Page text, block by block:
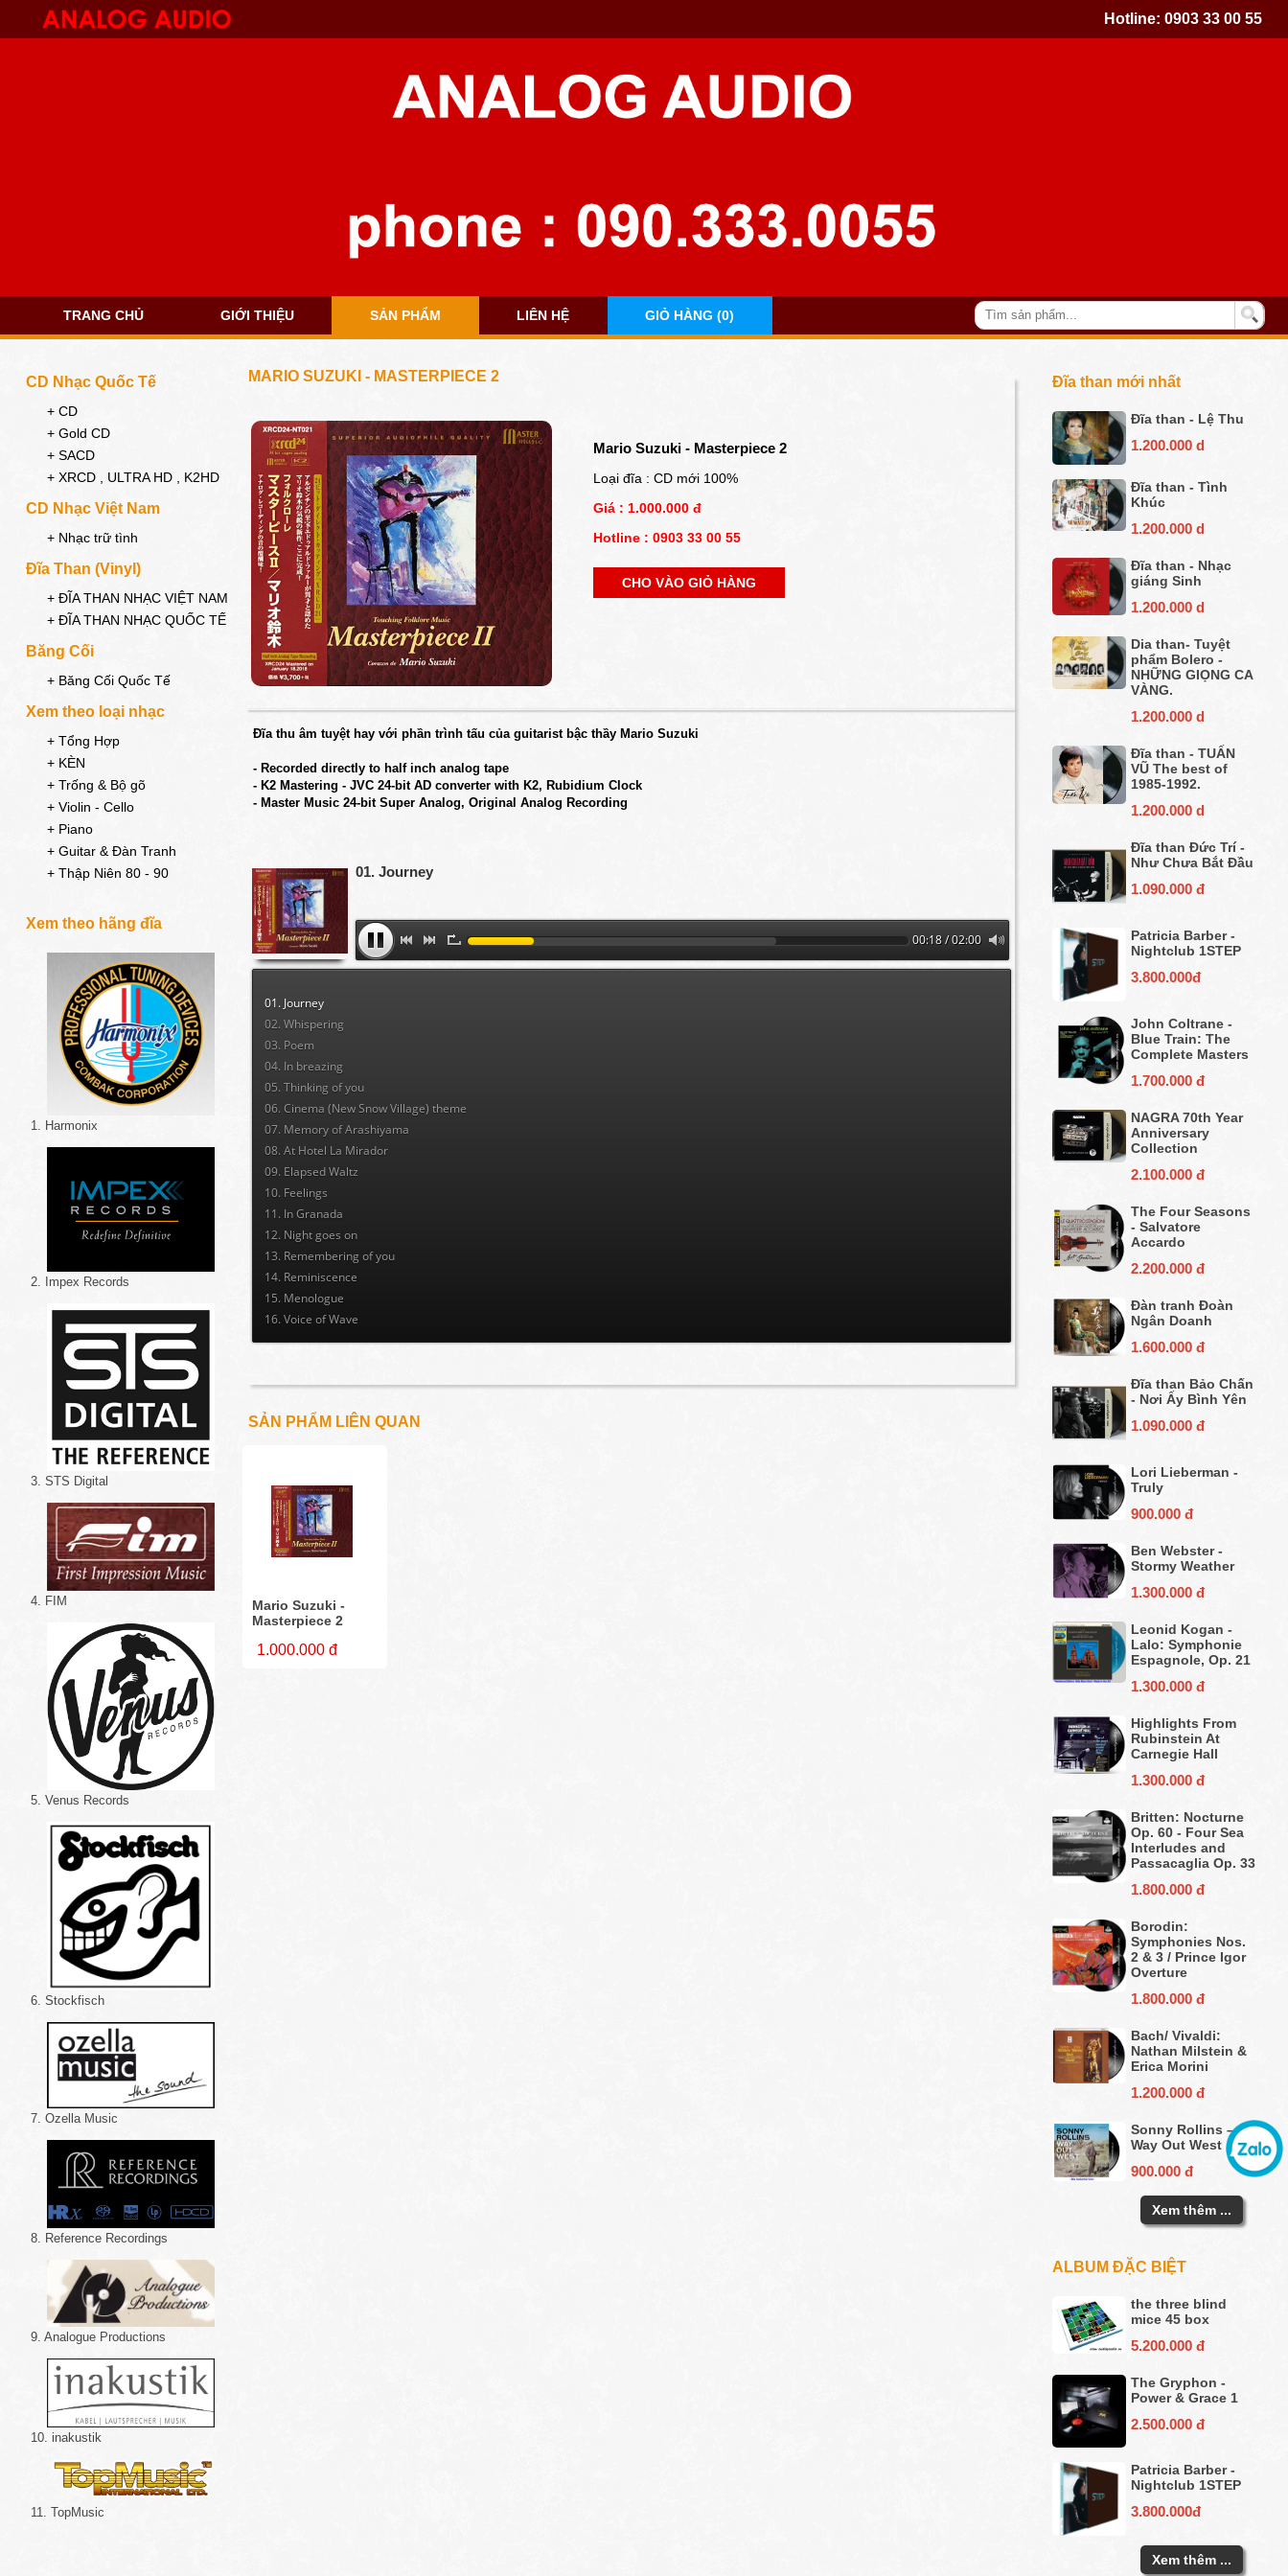
Hotline:0903 33 00 55
TRANG CHỦ GIỚI THIỆU SẢN PHẨM LIÊN HỆ GIỎ HÀNG (0)
CD Nhạc Quốc Tế
+ CD
+ Gold CD
+ SACD
+ XRCD , ULTRA HD , K2HD
CD Nhạc Việt Nam
+ Nhạc trữ tình
Đĩa Than (Vinyl)
+ ĐĨA THAN NHẠC VIỆT NAM
+ ĐĨA THAN NHẠC QUỐC TẾ
Băng Cối
+ Băng Cối Quốc Tế
Xem theo loại nhạc
+ Tổng Hợp
+ KÈN
+ Trống & Bộ gõ
+ Violin - Cello
+ Piano
+ Guitar & Đàn Tranh
+ Thập Niên 80 - 90
Xem theo hãng đĩa
1. Harmonix
2. Impex Records
3. STS Digital
4. FIM
5. Venus Records
6. Stockfisch
7. Ozella Music
8. Reference Recordings
9. Analogue Productions
10. inakustik
11. TopMusic
MARIO SUZUKI - MASTERPIECE 2
Mario Suzuki - Masterpiece 2
Loại đĩa : CD mới 100%
Giá : 1.000.000 đ
Hotline : 0903 33 00 55
CHO VÀO GIỎ HÀNG
Đĩa thu âm tuyệt hay với phần trình tấu của guitarist bậc thầy Mario Suzuki
- Recorded directly to half inch analog tape
- K2 Mastering - JVC 24-bit AD converter with K2, Rubidium Clock
- Master Music 24-bit Super Analog, Original Analog Recording
01. Journey
00:19 / 02:00
01. Journey
02. Whispering
03. Poem
04. In breazing
05. Thinking of you
06. Cinema (New Snow Village) theme
07. Memory of Arashiyama
08. At Hotel La Mirador
09. Elapsed Waltz
10. Feelings
11. In Granada
12. Night goes on
13. Remembering of you
14. Reminiscence
15. Menologue
16. Voice of Wave
SẢN PHẨM LIÊN QUAN
Mario Suzuki -
Masterpiece 2
1.000.000 đ
Đĩa than mới nhất
Đĩa than - Lệ Thu
1.200.000 d
Đĩa than - Tình
Khúc
1.200.000 d
Đĩa than - Nhạc
giáng Sinh
1.200.000 d
Dia than- Tuyệt
phẩm Bolero -
NHỮNG GIỌNG CA
VÀNG.
1.200.000 d
Đĩa than - TUẤN
VŨ The best of
1985-1992.
1.200.000 d
Đĩa than Đức Trí -
Như Chưa Bắt Đầu
1.090.000 đ
Patricia Barber -
Nightclub 1STEP
3.800.000đ
John Coltrane -
Blue Train: The
Complete Masters
1.700.000 đ
NAGRA 70th Year
Anniversary
Collection
2.100.000 đ
The Four Seasons
- Salvatore
Accardo
2.200.000 đ
Đàn tranh Đoàn
Ngân Doanh
1.600.000 đ
Đĩa than Bảo Chấn
- Nơi Ấy Bình Yên
1.090.000 đ
Lori Lieberman -
Truly
900.000 đ
Ben Webster -
Stormy Weather
1.300.000 đ
Leonid Kogan -
Lalo: Symphonie
Espagnole, Op. 21
1.300.000 đ
Highlights From
Rubinstein At
Carnegie Hall
1.300.000 đ
Britten: Nocturne
Op. 60 - Four Sea
Interludes and
Passacaglia Op. 33
1.800.000 đ
Borodin:
Symphonies Nos.
2 & 3 / Prince Igor
Overture
1.800.000 đ
Bach/ Vivaldi:
Nathan Milstein &
Erica Morini
1.200.000 đ
Sonny Rollins ‎–
Way Out West
900.000 đ
Xem thêm ...
ALBUM ĐẶC BIỆT
the three blind
mice 45 box
5.200.000 đ
The Gryphon -
Power & Grace 1
2.500.000 đ
Patricia Barber -
Nightclub 1STEP
3.800.000đ
Xem thêm ...